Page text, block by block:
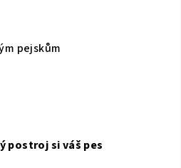
pejskům
postroj si váš pes